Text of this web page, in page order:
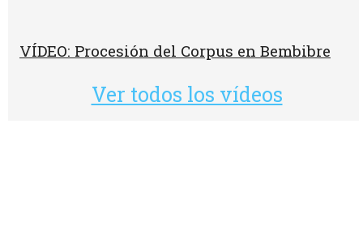
VÍDEO: Procesión del Corpus en Bembibre
Ver todos los vídeos